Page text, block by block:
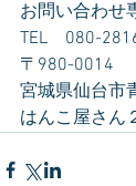
お問い合わせ
TEL　080-
〒980-0014
宮城県仙台市
はんこ屋さん